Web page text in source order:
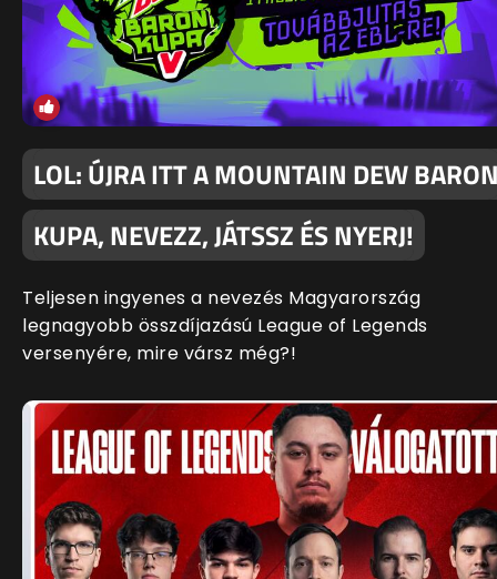
LOL: ÚJRA ITT A MOUNTAIN DEW
KUPA, NEVEZZ, JÁTSSZ ÉS NYERJ!
Teljesen ingyenes a nevezés Magyarország
legnagyobb összdíjazású League of Legends
versenyére, mire vársz még?!